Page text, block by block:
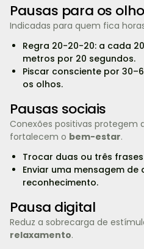
Pausas para os
Indicadas para quem fica
Regra 20-20-20: a cada
metros por 20 segundos.
Piscar consciente por
os olhos.
Pausas sociais
Conexões positivas protegem
fortalecem o bem-estar.
Trocar duas ou três
Enviar uma mensagem
reconhecimento.
Pausa digital
Reduz a sobrecarga de
relaxamento.